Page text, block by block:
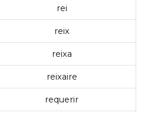
rei
reix
reixa
reixaire
requerir